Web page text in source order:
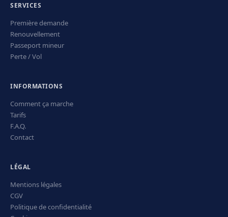
SERVICES
Première demande
Renouvellement
Passeport mineur
Perte / Vol
INFORMATIONS
Comment ça marche
Tarifs
F.A.Q.
Contact
LÉGAL
Mentions légales
CGV
Politique de confidentialité